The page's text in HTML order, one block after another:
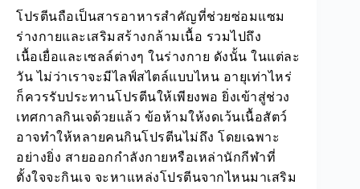
โปรตีนถือเป็นสารอาหารสำคัญที่ช่วยซ่อมแซม
ร่างกายและเสริมสร้างกล้ามเนื้อ รวมไปถึง
เนื้อเยื่อและเซลล์ต่างๆ ในร่างกาย ดังนั้น ในแต่ละ
วัน ไม่ว่าเราจะมีไลฟ์สไตล์แบบไหน อายุเท่าไหร่
ก็ควรรับประทานโปรตีนให้เพียงพอ ยิ่งเข้าสู่ช่วง
เทศกาลกินเจด้วยแล้ว ข้อห้ามให้งดเว้นเนื้อสัตว์
อาจทำให้หลายคนกินโปรตีนไม่ถึง โดยเฉพาะ
อย่างยิ่ง สายออกกำลังกายหรือเหล่านักกีฬาที่
ตั้งใจจะกินเจ จะหาแหล่งโปรตีนจากไหนมาเสริม